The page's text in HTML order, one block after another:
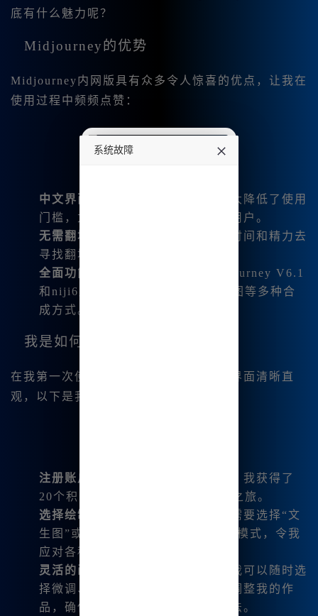
底有什么魅力呢？
Midjourney的优势
Midjourney内网版具有众多令人惊喜的优点，让我在
使用过程中频频点赞：
中文界面
：支持直接输入中文，大大降低了使用
门槛，尤其适合对英语不太熟悉的用户。
无需翻墙
：国内用户再也无需花费时间和精力去
寻找翻墙工具，直接登录即可使用。
全面功能支持
：涵盖了最新的Midjourney V6.1
和niji6版本，涵盖了文生图、图生图等多种合
成方式。
我是如何进行首次创作的？
在我第一次使用Midjourney内网版时，界面清晰直
观，以下是我进行创作时的步骤：
注册账户
：非常简单，立即注册后，我获得了
20个积分，随时可以开启我的绘画之旅。
选择绘制模式
：我可以根据自己的需要选择“文
生图”或者“图生图”，系统支持各种模式，令我
应对各种创作需求游刃有余。
灵活的画图工具
：在进行绘画时，我可以随时选
择微调、变幻、平移等功能，实时调整我的作
品，确保每一个细节都符合我的想法。
系统故障